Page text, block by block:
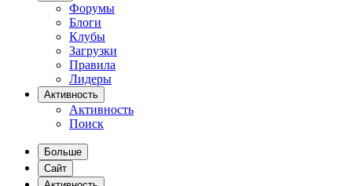
Форумы
Блоги
Клубы
Загрузки
Правила
Лидеры
Активность
Активность
Поиск
Больше
Сайт